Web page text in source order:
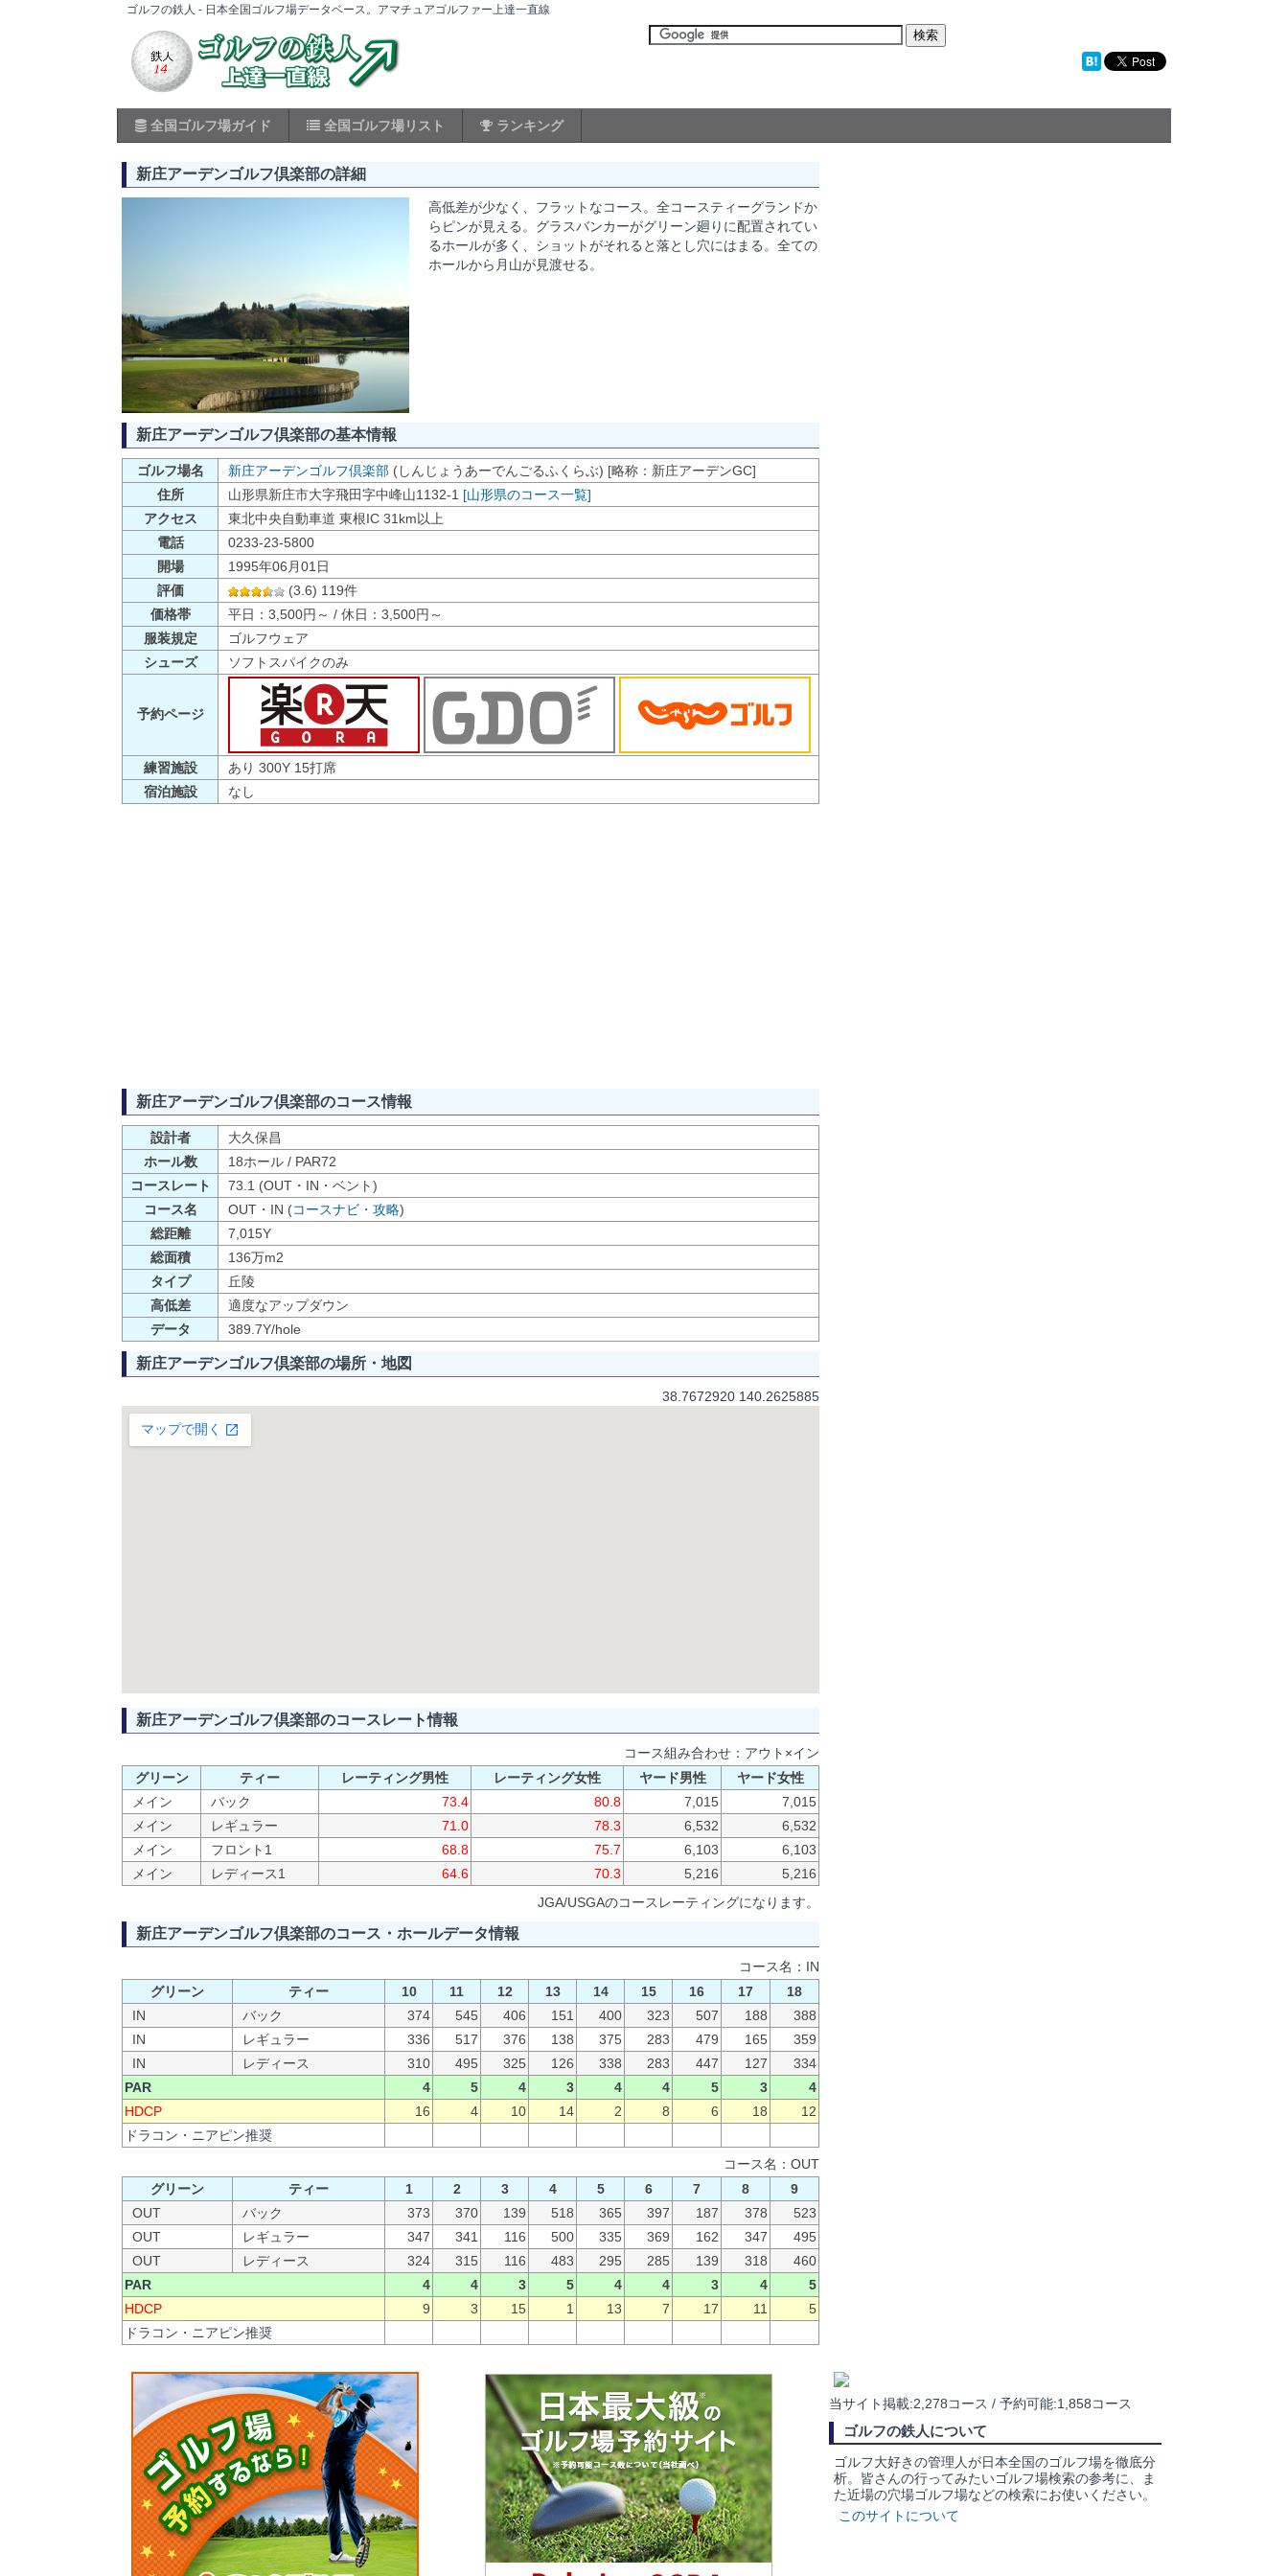
ゴルフの鉄人 - 日本全国ゴルフ場データベース。アマチュアゴルファー上達一直線
全国ゴルフ場ガイド 全国ゴルフ場リスト ランキング
新庄アーデンゴルフ倶楽部の詳細
高低差が少なく、フラットなコース。全コースティーグランドか
らピンが見える。グラスバンカーがグリーン廻りに配置されてい
るホールが多く、ショットがそれると落とし穴にはまる。全ての
ホールから月山が見渡せる。
新庄アーデンゴルフ倶楽部の基本情報
ゴルフ場名 新庄アーデンゴルフ倶楽部 (しんじょうあーでんごるふくらぶ) [略称：新庄アーデンGC]
住所
山形県新庄市大字飛田字中峰山1132-1 [山形県のコース一覧]
アクセス
東北中央自動車道 東根IC 31km以上
電話
0233-23-5800
開場
1995年06月01日
評価
(3.6) 119件
価格帯
平日：3,500円～ / 休日：3,500円～
服装規定
ゴルフウェア
シューズ
ソフトスパイクのみ
予約ページ
練習施設
あり 300Y 15打席
宿泊施設
なし
新庄アーデンゴルフ倶楽部のコース情報
設計者
大久保昌
ホール数
18ホール / PAR72
コースレート
73.1 (OUT・IN・ベント)
コース名
OUT・IN (コースナビ・攻略)
総距離
7,015Y
総面積
136万m2
タイプ
丘陵
高低差
適度なアップダウン
データ
389.7Y/hole
新庄アーデンゴルフ倶楽部の場所・地図
38.7672920 140.2625885
新庄アーデンゴルフ倶楽部のコースレート情報
コース組み合わせ：アウト×イン
グリーン
ティー レーティング男性 レーティング女性 ヤード男性
ヤード女性
メイン
バック 73.4 80.8 7,015
7,015
メイン
レギュラー 71.0 78.3 6,532
6,532
メイン
フロント1 68.8 75.7 6,103
6,103
メイン
レディース1 64.6 70.3 5,216
5,216
JGA/USGAのコースレーティングになります。
新庄アーデンゴルフ倶楽部のコース・ホールデータ情報
コース名：IN
グリーン
ティー 10 11 12 13 14 15 16 17
18
IN
バック 374 545 406 151 400 323 507 188
388
IN
レギュラー 336 517 376 138 375 283 479 165
359
IN
レディース 310 495 325 126 338 283 447 127
334
PAR
4 5 4 3 4 4 5 3
4
HDCP
16 4 10 14 2 8 6 18
12
ドラコン・ニアピン推奨
コース名：OUT
グリーン
ティー 1 2 3 4 5 6 7 8
9
OUT
バック 373 370 139 518 365 397 187 378
523
OUT
レギュラー 347 341 116 500 335 369 162 347
495
OUT
レディース 324 315 116 483 295 285 139 318
460
PAR
4 4 3 5 4 4 3 4
5
HDCP
9 3 15 1 13 7 17 11
5
ドラコン・ニアピン推奨
当サイト掲載:2,278コース / 予約可能:1,858コース
ゴルフの鉄人について
ゴルフ大好きの管理人が日本全国のゴルフ場を徹底分
析。皆さんの行ってみたいゴルフ場検索の参考に、ま
た近場の穴場ゴルフ場などの検索にお使いください。
このサイトについて